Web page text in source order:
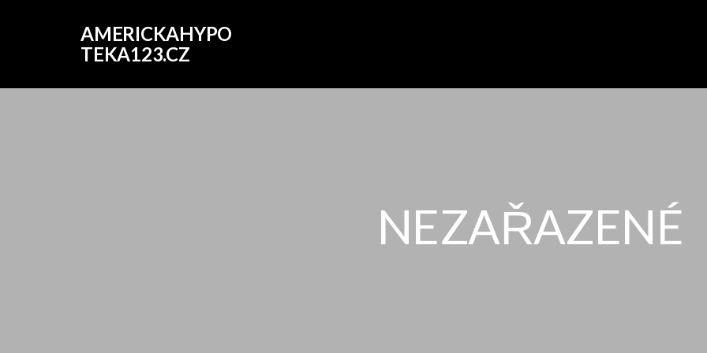
AMERICKAHYPO
TEKA123.CZ
NEZAŘAZENÉ